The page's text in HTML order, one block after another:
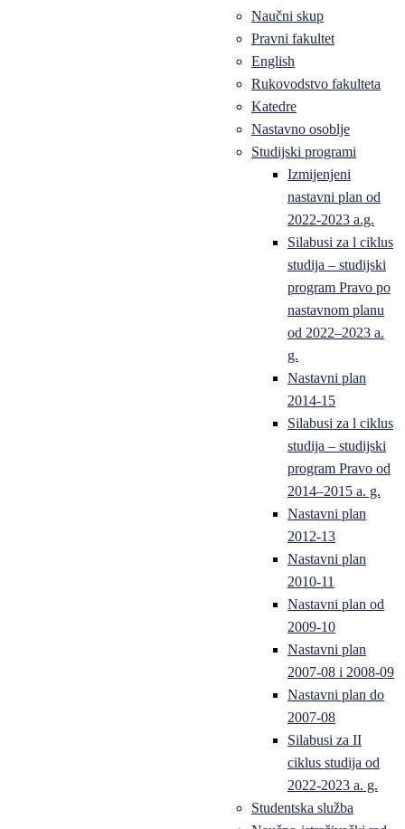
Naučni skup
Pravni fakultet
English
Rukovodstvo fakulteta
Katedre
Nastavno osoblje
Studijski programi
Izmijenjeni
nastavni plan od
2022-2023 a.g.
Silabusi za l ciklus
studija – studijski
program Pravo po
nastavnom planu
od 2022–2023 a.
g.
Nastavni plan
2014-15
Silabusi za l ciklus
studija – studijski
program Pravo od
2014–2015 a. g.
Nastavni plan
2012-13
Nastavni plan
2010-11
Nastavni plan od
2009-10
Nastavni plan
2007-08 i 2008-09
Nastavni plan do
2007-08
Silabusi za II
ciklus studija od
2022-2023 a. g.
Studentska služba